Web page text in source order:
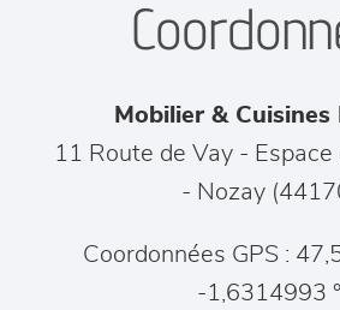
chambres et dressing
décoration
Mobilier & Cuisines
11 Route de Vay -
- Nozay(
Coordonnées GPS :
-1,6314993 °